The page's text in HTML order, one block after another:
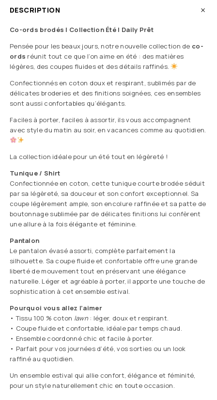
DESCRIPTION
Co-ords brodés | Collection Été | Daily Prêt
Pensée pour les beaux jours, notre nouvelle collection de co-
ords réunit tout ce que l’on aime en été : des matières
légères, des coupes fluides et des détails raffinés.
Confectionnés en coton doux et respirant, sublimés par de
délicates broderies et des finitions soignées, ces ensembles
sont aussi confortables qu’élégants.
Faciles à porter, faciles à assortir, ils vous accompagnent
avec style du matin au soir, en vacances comme au quotidien.
La collection idéale pour un été tout en légèreté !
Tunique / Shirt
Confectionnée en coton, cette tunique courte brodée séduit
par sa légèreté, sa douceur et son confort exceptionnel. Sa
coupe légèrement ample, son encolure raffinée et sa patte de
boutonnage sublimée par de délicates finitions lui confèrent
une allure à la fois élégante et féminine.
Pantalon
Le pantalon évasé assorti, complète parfaitement la
silhouette. Sa coupe fluide et confortable offre une grande
liberté de mouvement tout en préservant une élégance
naturelle. Léger et agréable à porter, il apporte une touche de
sophistication à cet ensemble estival.
Pourquoi vous allez l’aimer
• Tissu 100 % coton lawn : léger, doux et respirant.
• Coupe fluide et confortable, idéale par temps chaud.
• Ensemble coordonné chic et facile à porter.
• Parfait pour vos journées d’été, vos sorties ou un look
raffiné au quotidien.
Un ensemble estival qui allie confort, élégance et féminité,
pour un style naturellement chic en toute occasion.